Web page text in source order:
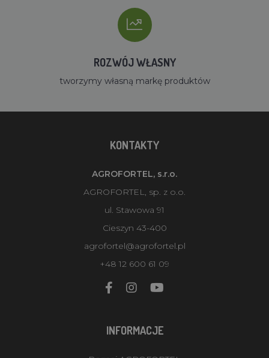
ROZWÓJ WŁASNY
tworzymy własną markę produktów
KONTAKTY
AGROFORTEL, s.r.o.
AGROFORTEL, sp. z o.o.
ul. Stawowa 91
Cieszyn 43-400
agrofortel@agrofortel.pl
+48 12 600 61 09
INFORMACJE